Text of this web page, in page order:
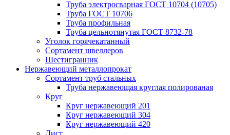
Труба электросварная ГОСТ 10704 (10705)
Труба ГОСТ 10706
Труба профильная
Труба цельнотянутая ГОСТ 8732-78
Уголок горячекатанный
Сортамент швеллеров
Шестигранник
Нержавеющий металлопрокат
Сортамент труб стальных
Труба нержавеющая круглая полированая
Круг
Круг нержавеющий 201
Круг нержавеющий 304
Круг нержавеющий 420
Лист